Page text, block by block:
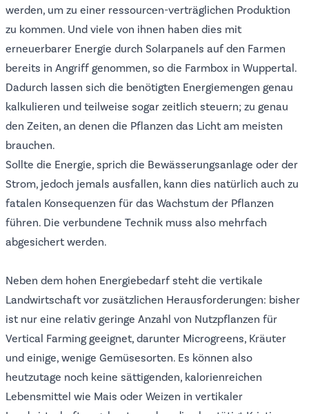
werden, um zu einer ressourcen-verträglichen Produktion
zu kommen. Und viele von ihnen haben dies mit
erneuerbarer Energie durch Solarpanels auf den Farmen
bereits in Angriff genommen, so die Farmbox in Wuppertal.
Dadurch lassen sich die benötigten Energiemengen genau
kalkulieren und teilweise sogar zeitlich steuern; zu genau
den Zeiten, an denen die Pflanzen das Licht am meisten
brauchen.
Sollte die Energie, sprich die Bewässerungsanlage oder der
Strom, jedoch jemals ausfallen, kann dies natürlich auch zu
fatalen Konsequenzen für das Wachstum der Pflanzen
führen. Die verbundene Technik muss also mehrfach
abgesichert werden.
Neben dem hohen Energiebedarf steht die vertikale
Landwirtschaft vor zusätzlichen Herausforderungen: bisher
ist nur eine relativ geringe Anzahl von Nutzpflanzen für
Vertical Farming geeignet, darunter Microgreens, Kräuter
und einige, wenige Gemüsesorten. Es können also
heutzutage noch keine sättigenden, kalorienreichen
Lebensmittel wie Mais oder Weizen in vertikaler